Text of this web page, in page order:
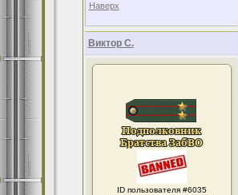
Наверх
Виктор С.
ID пользователя #6035